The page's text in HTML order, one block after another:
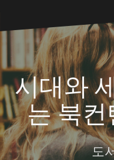
to
content
시대와
는 북
도